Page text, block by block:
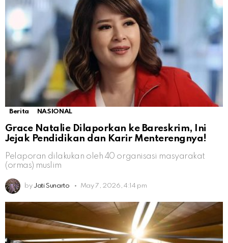
Berita NASIONAL
Grace Natalie Dilaporkan ke Bareskrim, Ini
Jejak Pendidikan dan Karir Menterengnya!
Pelaporan dilakukan oleh 40 organisasi masyarakat
(ormas) muslim
by Jati Sunarto May 7, 2026, 4:14 pm